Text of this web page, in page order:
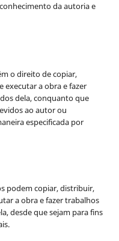
da autoria e
o direito de copiar,
executar a obra e fazer
dela, conquanto que
ao autor ou
especificada por
podem copiar, distribuir,
a obra e fazer trabalhos
desde que sejam para fins